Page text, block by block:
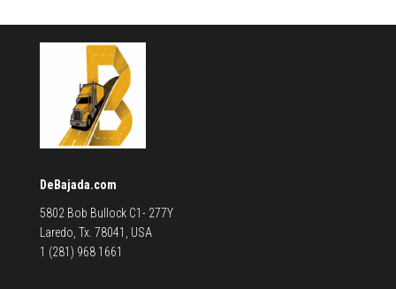
DeBajada.com
5802 Bob Bullock C1- 277Y
Laredo, Tx. 78041, USA
1 (281) 968 1661